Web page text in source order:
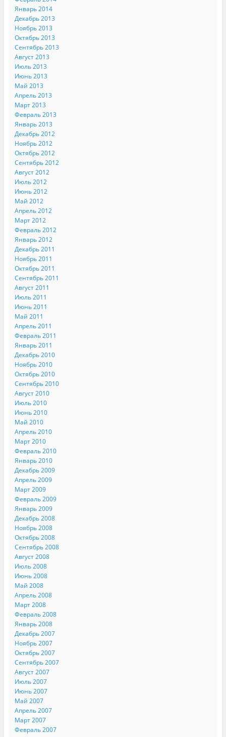
Январь 2014
Декабрь 2013
Ноябрь 2013
Октябрь 2013
Сентябрь 2013
Август 2013
Июль 2013
Июнь 2013
Май 2013
Апрель 2013
Март 2013
Февраль 2013
Январь 2013
Декабрь 2012
Ноябрь 2012
Октябрь 2012
Сентябрь 2012
Август 2012
Июль 2012
Июнь 2012
Май 2012
Апрель 2012
Март 2012
Февраль 2012
Январь 2012
Декабрь 2011
Ноябрь 2011
Октябрь 2011
Сентябрь 2011
Август 2011
Июль 2011
Июнь 2011
Май 2011
Апрель 2011
Февраль 2011
Январь 2011
Декабрь 2010
Ноябрь 2010
Октябрь 2010
Сентябрь 2010
Август 2010
Июль 2010
Июнь 2010
Май 2010
Апрель 2010
Март 2010
Февраль 2010
Январь 2010
Декабрь 2009
Апрель 2009
Март 2009
Февраль 2009
Январь 2009
Декабрь 2008
Ноябрь 2008
Октябрь 2008
Сентябрь 2008
Август 2008
Июль 2008
Июнь 2008
Май 2008
Апрель 2008
Март 2008
Февраль 2008
Январь 2008
Декабрь 2007
Ноябрь 2007
Октябрь 2007
Сентябрь 2007
Август 2007
Июль 2007
Июнь 2007
Май 2007
Апрель 2007
Март 2007
Февраль 2007